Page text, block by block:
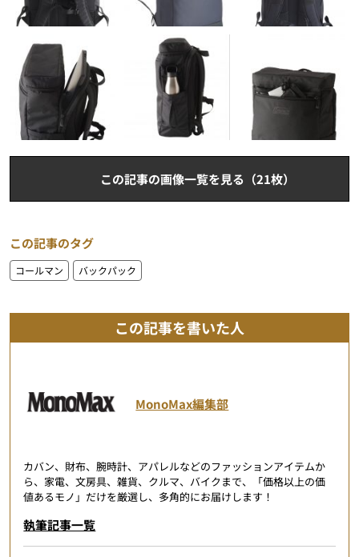
この記事の画像一覧を見る（21枚）
この記事のタグ
コールマン バックパック
この記事を書いた人
MonoMax編集部
カバン、財布、腕時計、アパレルなどのファッションアイテムか
ら、家電、文房具、雑貨、クルマ、バイクまで、「価格以上の価
値あるモノ」だけを厳選し、多角的にお届けします！
執筆記事一覧